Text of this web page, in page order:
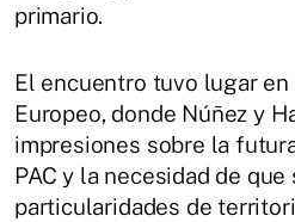
primario.
El encuentro tuvo lugar
Europeo, donde Núñez y
impresiones sobre la
PAC y la necesidad de
particularidades de